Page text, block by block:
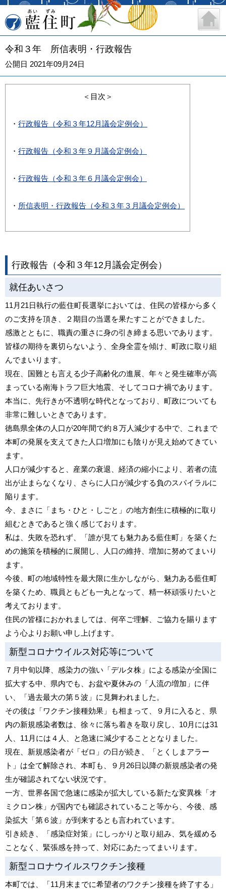
藍住町
令和３年 所信表明・行政報告
公開日 2021年09月24日
＜目次＞
・ 行政報告（令和３年12月議会定例会）
・ 行政報告（令和３年９月議会定例会）
・ 行政報告（令和３年６月議会定例会）
・ 所信表明・行政報告（令和３年３月議会定例会）
行政報告（令和３年12月議会定例会）
就任あいさつ
11月21日執行の藍住町長選挙においては、住民の皆様から多く
のご支持を頂き、２期目の当選を果たすことができました。
感激とともに、職責の重さに身の引き締まる思いであります。
皆様の期待を裏切らないよう、全身全霊を傾け、町政に取り組
んでまいります。
現在、国難とも言える少子高齢化の進展、年々と発生確率が高
まっている南海トラフ巨大地震、そしてコロナ禍であります。
本当に、先行きが不透明な時代となっており、町政についても
非常に難しいときであります。
徳島県全体の人口が20年間で約８万人減少する中で、これまで
本町の発展を支えてきた人口増加にも陰りが見え始めてきてい
ます。
人口が減少すると、産業の衰退、経済の縮小により、若者の流
出が止まらなくなり、さらに人口が減少する負のスパイラルに
陥ります。
今、まさに「まち・ひと・しごと」の地方創生に積極的に取り
組むときであると強く感じております。
私は、失敗を恐れず、「誰が見ても魅力ある藍住町」を築くた
めの施策を積極的に展開し、人口の維持、増加に努めてまいり
ます。
今後、町の地域特性を最大限に生かしながら、魅力ある藍住町
を築くため、職員ともども一丸となって、精一杯頑張りたいと
考えております。
住民の皆様におかれましては、何卒ご理解、ご協力を賜ります
よう心よりお願い申し上げます。
新型コロナウイルス対応等について
７月中旬以降、感染力の強い「デルタ株」による感染が全国に
拡大する中、県内でも、お盆や夏休みの「人流の増加」に伴
い、「過去最大の第５波」に見舞われました。
その後は「ワクチン接種効果」も相まって、９月に入ると、県
内の新規感染者数は、徐々に落ち着きを取り戻し、10月には31
人、11月には４人、と急速に減少することとなりました。
現在、新規感染者が「ゼロ」の日が続き、「とくしまアラー
ト」は全て解除され、本町も、９月26日以降の新規感染者の発
生が確認されてない状況です。
一方、世界各国で急速に感染が拡大している新たな変異株「オ
ミクロン株」が国内でも確認されていること等から、今後、感
染拡大「第６波」が到来するとも言われています。
引き続き、「感染症対策」にしっかりと取り組み、気を緩める
ことなく、緊張感を持って、対応にあたってまいります。
新型コロナウイルスワクチン接種
本町では、「11月末までに希望者のワクチン接種を終了する」